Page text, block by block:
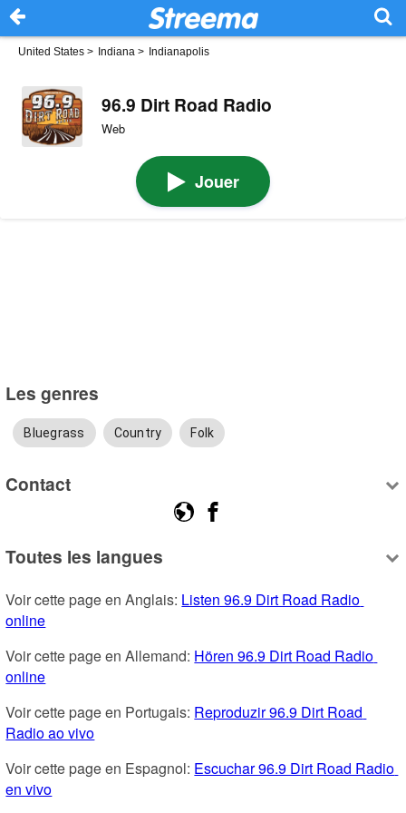
United States > Indiana > Indianapolis
96.9 Dirt Road Radio
Web
Jouer
Les genres
Bluegrass Country Folk
Contact
Toutes les langues
Voir cette page en Anglais: Listen 96.9 Dirt Road Radio
online
Voir cette page en Allemand: Hören 96.9 Dirt Road Radio
online
Voir cette page en Portugais: Reproduzir 96.9 Dirt Road
Radio ao vivo
Voir cette page en Espagnol: Escuchar 96.9 Dirt Road Radio
en vivo